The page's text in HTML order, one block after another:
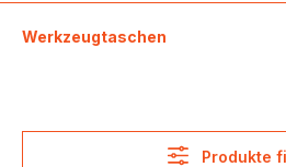
Werkzeugtaschen
Produkte